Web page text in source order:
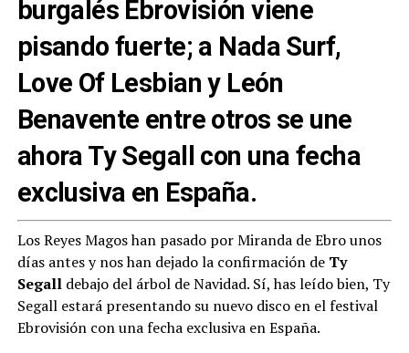
burgalés Ebrovisión viene
pisando fuerte; a Nada Surf,
Love Of Lesbian y León
Benavente entre otros se une
ahora Ty Segall con una fecha
exclusiva en España.
Los Reyes Magos han pasado por Miranda de Ebro unos
días antes y nos han dejado la confirmación de Ty
Segalldebajo del árbol de Navidad. Sí, has leído bien, Ty
Segall estará presentando su nuevo disco en el festival
Ebrovisión con una fecha exclusiva en España.